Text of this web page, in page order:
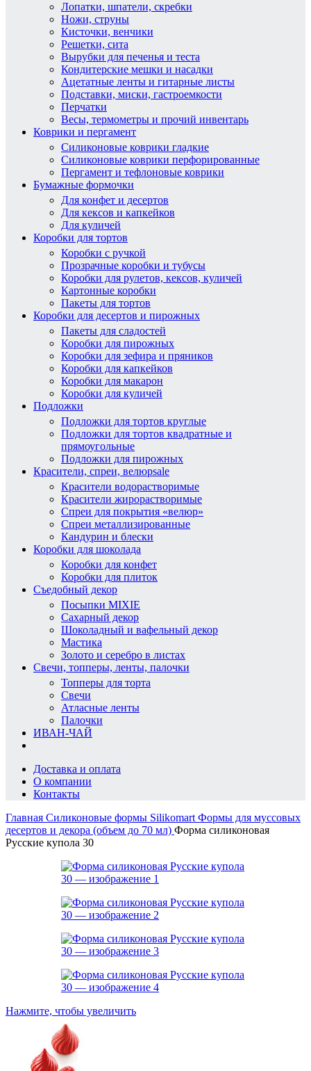
Лопатки, шпатели, скребки
Ножи, струны
Кисточки, венчики
Решетки, сита
Вырубки для печенья и теста
Кондитерские мешки и насадки
Ацетатные ленты и гитарные листы
Подставки, миски, гастроемкости
Перчатки
Весы, термометры и прочий инвентарь
Коврики и пергамент
Силиконовые коврики гладкие
Силиконовые коврики перфорированные
Пергамент и тефлоновые коврики
Бумажные формочки
Для конфет и десертов
Для кексов и капкейков
Для куличей
Коробки для тортов
Коробки с ручкой
Прозрачные коробки и тубусы
Коробки для рулетов, кексов, куличей
Картонные коробки
Пакеты для тортов
Коробки для десертов и пирожных
Пакеты для сладостей
Коробки для пирожных
Коробки для зефира и пряников
Коробки для капкейков
Коробки для макарон
Коробки для куличей
Подложки
Подложки для тортов круглые
Подложки для тортов квадратные и
прямоугольные
Подложки для пирожных
Красители, спреи, велюрsale
Красители водорастворимые
Красители жирорастворимые
Спреи для покрытия «велюр»
Спреи металлизированные
Кандурин и блески
Коробки для шоколада
Коробки для конфет
Коробки для плиток
Съедобный декор
Посыпки MIXIE
Сахарный декор
Шоколадный и вафельный декор
Мастика
Золото и серебро в листах
Свечи, топперы, ленты, палочки
Топперы для торта
Свечи
Атласные ленты
Палочки
ИВАН-ЧАЙ
Доставка и оплата
О компании
Контакты
Главная Силиконовые формы Silikomart Формы для муссовых
десертов и декора (объем до 70 мл) Форма силиконовая
Русские купола 30
Нажмите, чтобы увеличить